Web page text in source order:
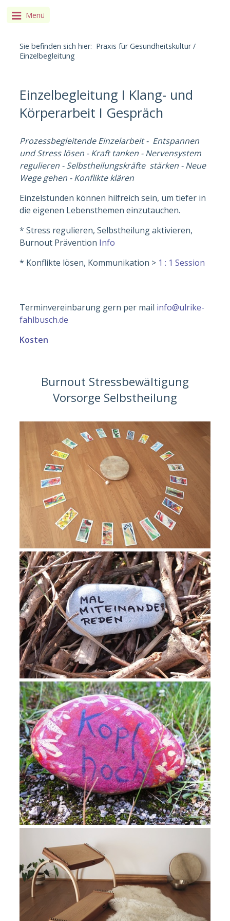
Menü
Sie befinden sich hier: Praxis für Gesundheitskultur /
Einzelbegleitung
Einzelbegleitung I Klang- und
Körperarbeit I Gespräch
Prozessbegleitende Einzelarbeit - Entspannen
und Stress lösen - Kraft tanken - Nervensystem
regulieren - Selbstheilungskräfte stärken - Neue
Wege gehen - Konflikte klären
Einzelstunden können hilfreich sein, um tiefer in
die eigenen Lebensthemen einzutauchen.
* Stress regulieren, Selbstheilung aktivieren,
Burnout Prävention Info
* Konflikte lösen, Kommunikation > 1 : 1 Session
Terminvereinbarung gern per mail info@ulrike-
fahlbusch.de
Kosten
Burnout Stressbewältigung
Vorsorge Selbstheilung